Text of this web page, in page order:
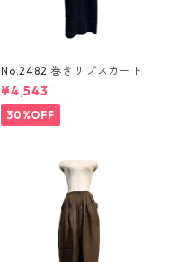
No.2482 巻きリブスカート
¥4,543
30%OFF